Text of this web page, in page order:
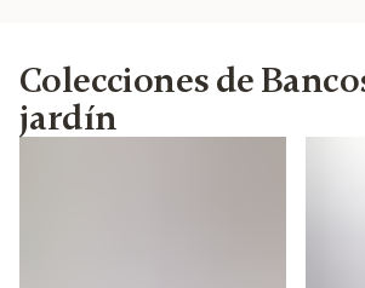
Colecciones de
jardín